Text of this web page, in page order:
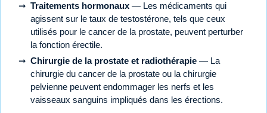
Traitements hormonaux — Les médicaments qui
agissent sur le taux de testostérone, tels que ceux
utilisés pour le cancer de la prostate, peuvent perturber
la fonction érectile.
Chirurgie de la prostate et radiothérapie — La
chirurgie du cancer de la prostate ou la chirurgie
pelvienne peuvent endommager les nerfs et les
vaisseaux sanguins impliqués dans les érections.